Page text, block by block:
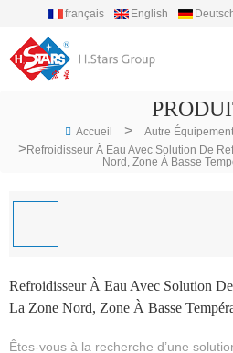
français English
Accueil > Autre
>Refroidisseur À Eau Avec Solution De
Nord, Zone À Basse
Refroidisseur À Eau Avec Solution
La Zone Nord, Zone À Basse
Êtes-vous à la recherche d’une